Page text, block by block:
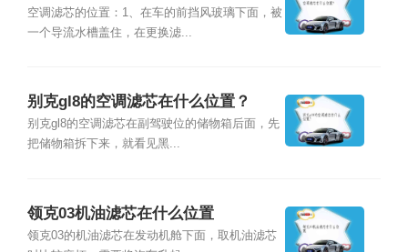
空调滤芯的位置：1、在车的前挡风玻璃下面，被
一个导流水槽盖住，在更换滤...
别克gl8的空调滤芯在什么位置？
别克gl8的空调滤芯在副驾驶位的储物箱后面，先
把储物箱拆下来，就看见黑...
领克03机油滤芯在什么位置
领克03的机油滤芯在发动机舱下面，取机油滤芯